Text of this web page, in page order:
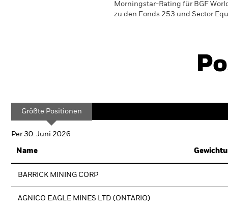
Morningstar-Rating für BGF
zu den Fonds 253 und Sector
Größte Positionen
Per 30. Juni 2026
Name
BARRICK MINING CORP
AGNICO EAGLE MINES LTD (ONTARIO)